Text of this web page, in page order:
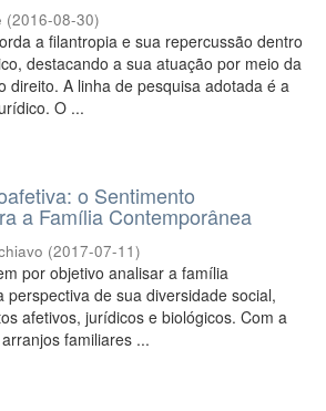
(2016-08-30)
a filantropia e sua repercussão dentro
destacando a sua atuação por meio da
direito. A linha de pesquisa adotada é a
O ...
o Sentimento
a Família Contemporânea
(2017-07-11)
por objetivo analisar a família
perspectiva de sua diversidade social,
afetivos, jurídicos e biológicos. Com a
familiares ...